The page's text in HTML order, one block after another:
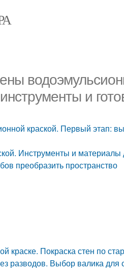
и
краской. Первый этап:
Инструменты и
преобразить пространство
краске. Покраска стен по
разводов. Выбор валика для